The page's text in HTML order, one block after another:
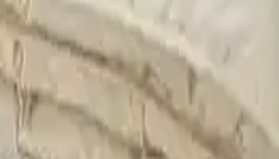
Çerez Politikası
: Demirtaş Cumhuriyet mh, Bursa Sinpaş GYO Bursa/Osmangazi